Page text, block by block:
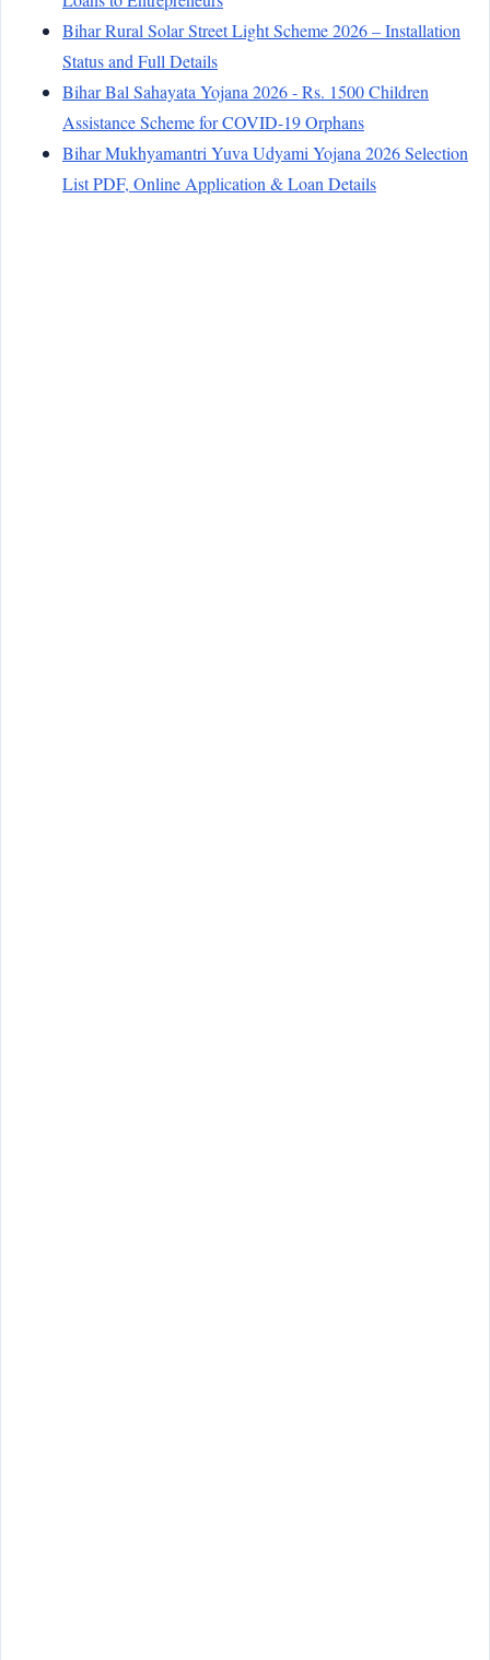
Bihar Rural Solar Street Light Scheme 2026 – Installation
Status and Full Details
Bihar Bal Sahayata Yojana 2026 - Rs. 1500 Children
Assistance Scheme for COVID-19 Orphans
Bihar Mukhyamantri Yuva Udyami Yojana 2026 Selection
List PDF, Online Application & Loan Details